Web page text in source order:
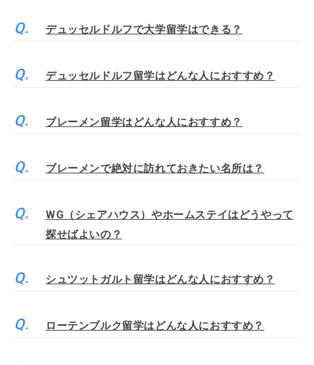
デュッセルドルフで大学留学はできる？
デュッセルドルフ留学はどんな人におすすめ？
ブレーメン留学はどんな人におすすめ？
ブレーメンで絶対に訪れておきたい名所は？
WG（シェアハウス）やホームステイはどうやって
探せばよいの？
シュツットガルト留学はどんな人におすすめ？
ローテンブルク留学はどんな人におすすめ？